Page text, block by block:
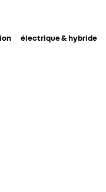
électrique & hybride